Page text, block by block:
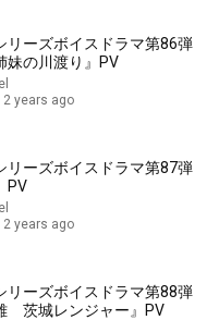
50:43
』何も知らされず父の家に預
小説・日本の名作・壷井栄
リーズボイスドラマ第86弾
妹の川渡り』PV
2 years ago
リーズボイスドラマ第87弾
PV
2 years ago
リーズボイスドラマ第88弾
茨城レンジャー』PV